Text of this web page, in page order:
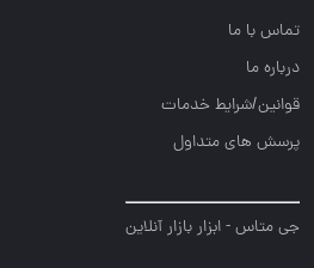
تماس با ما
درباره ما
قوانین/شرایط خدمات
پرسش های متداول
جی متاس - ابزار بازار آنلاین